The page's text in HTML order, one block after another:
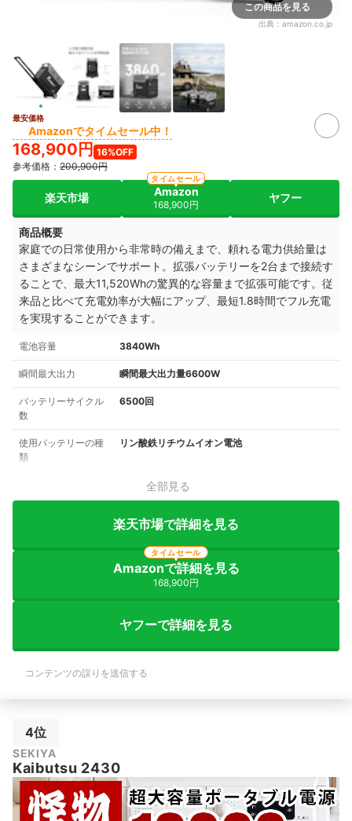
この商品を見る
出典： amazon.co.jp
最安価格
Amazonでタイムセール中！
168,900円 16%OFF
参考価格： 200,900円
楽天市場 Amazon
168,900円
タイムセール
ヤフー
商品概要
家庭での日常使用から非常時の備えまで、頼れる電力供給量は
さまざまなシーンでサポート。拡張バッテリーを2台まで接続す
ることで、最大11,520Whの驚異的な容量まで拡張可能です。従
来品と比べて充電効率が大幅にアップ、最短1.8時間でフル充電
を実現することができます。
電池容量 3840Wh
瞬間最大出力 瞬間最大出力量6600W
バッテリーサイクル
数
6500回
使用バッテリーの種
類
リン酸鉄リチウムイオン電池
全部見る
楽天市場で詳細を見る
Amazonで詳細を見る
168,900円
タイムセール
ヤフーで詳細を見る
コンテンツの誤りを送信する
4位
SEKIYA
Kaibutsu 2430